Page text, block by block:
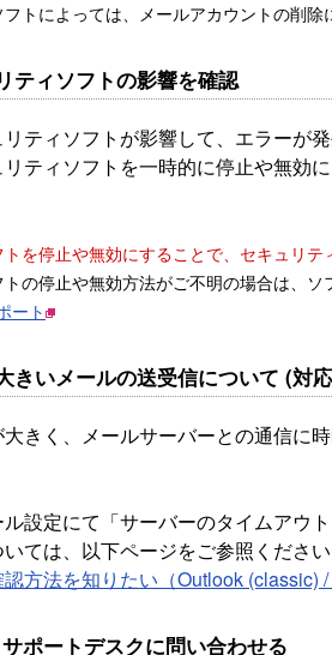
トによっては、メールアカウントの削
ティソフトの影響を確認
ティソフトが影響して、エラーが
ティソフトを一時的に停止や無効
を停止や無効にすることで、セキュリテ
の停止や無効方法がご不明の場合は、
ート
きいメールの送受信について (対
きく、メールサーバーとの通信に
設定にて「サーバーのタイムアウ
ては、以下ページをご参照ください
方法を知りたい（Outlook (classic) /
ポートデスクに問い合わせる